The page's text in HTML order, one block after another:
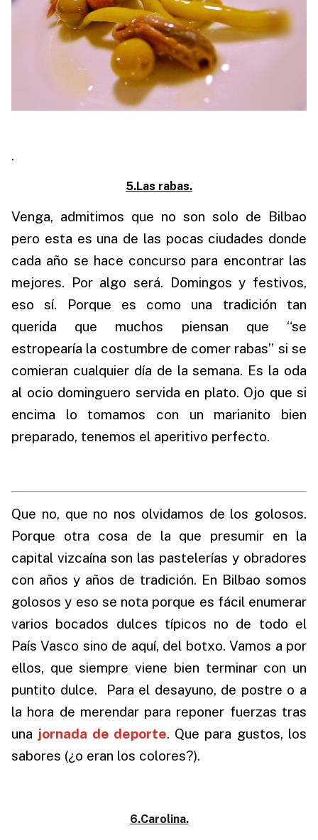
.
5.Las rabas.
Venga, admitimos que no son solo de Bilbao
pero esta es una de las pocas ciudades donde
cada año se hace concurso para encontrar las
mejores. Por algo será. Domingos y festivos,
eso sí. Porque es como una tradición tan
querida que muchos piensan que “se
estropearía la costumbre de comer rabas” si se
comieran cualquier día de la semana. Es la oda
al ocio dominguero servida en plato. Ojo que si
encima lo tomamos con un marianito bien
preparado, tenemos el aperitivo perfecto.
Que no, que no nos olvidamos de los golosos.
Porque otra cosa de la que presumir en la
capital vizcaína son las pastelerías y obradores
con años y años de tradición. En Bilbao somos
golosos y eso se nota porque es fácil enumerar
varios bocados dulces típicos no de todo el
País Vasco sino de aquí, del botxo. Vamos a por
ellos, que siempre viene bien terminar con un
puntito dulce. Para el desayuno, de postre o a
la hora de merendar para reponer fuerzas tras
una jornada de deporte. Que para gustos, los
sabores (¿o eran los colores?).
6.Carolina.